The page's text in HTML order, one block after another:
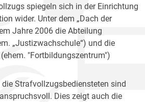
spiegeln sich in der Einrichtung
wider. Unter dem „Dach der
Jahre 2006 die Abteilung
„Justizwachschule“) und die
"Fortbildungszentrum")
Strafvollzugsbediensteten sind
Dies zeigt auch die